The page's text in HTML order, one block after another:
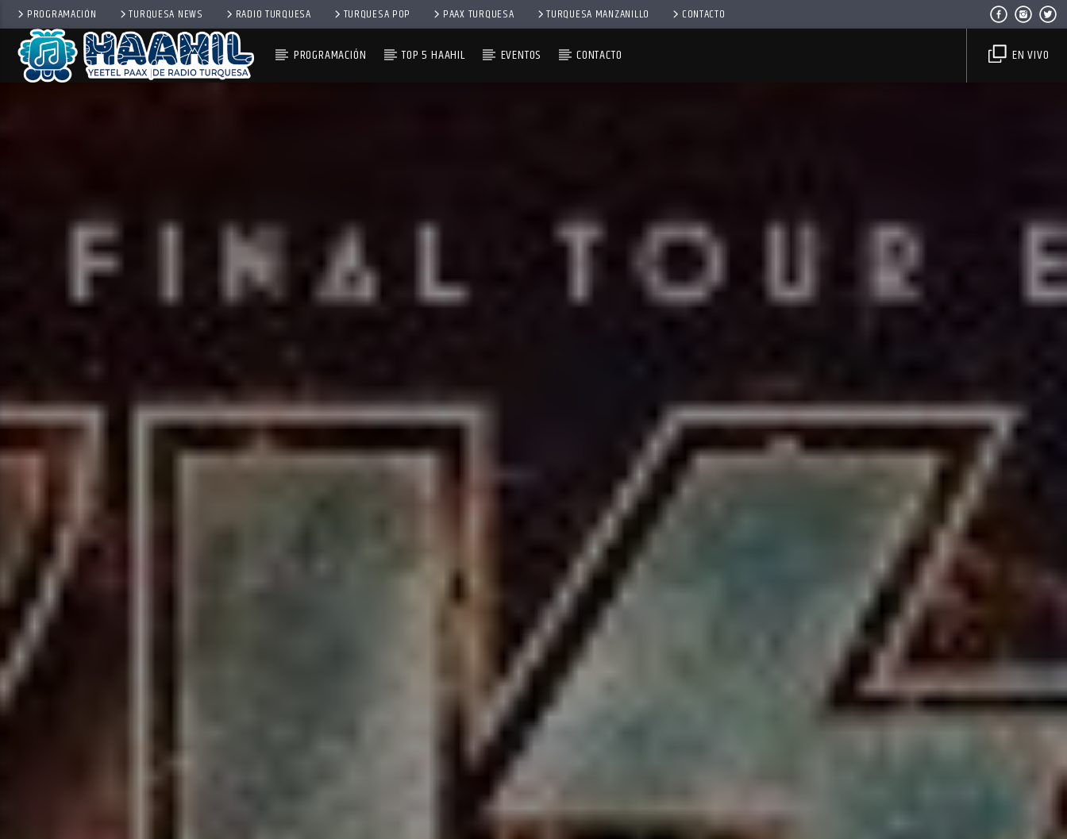
PROGRAMACIÓN TURQUESA NEWS RADIO TURQUESA TURQUESA POP PAAX TURQUESA TURQUESA MANZANILLO CONTACTO
PROGRAMACIÓN TOP 5 HAAHIL EVENTOS CONTACTO EN VIVO